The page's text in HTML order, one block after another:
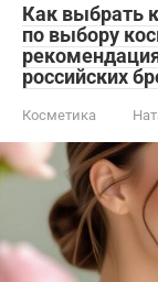
Как выбрать
по выбору
российских
Косметика